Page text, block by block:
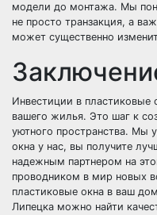
модели до монтажа. Мы
не просто транзакция, а
может существенно
Инвестиции в пластиковые
вашего жилья. Это шаг к
уютного пространства. Мы
окна у нас, вы получите
надежным партнером на
проводником в мир новых
пластиковые окна в ваш
Липецка можно найти